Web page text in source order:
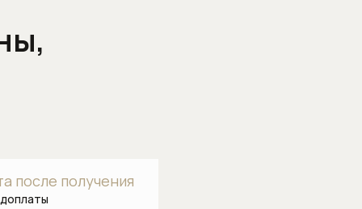
после получения